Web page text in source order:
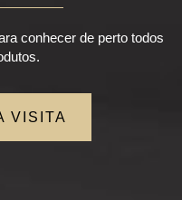
conhecer de perto todos
VISITA